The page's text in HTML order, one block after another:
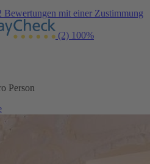
Bewertungen mit einer Zustimmung
(2) 100%
Person